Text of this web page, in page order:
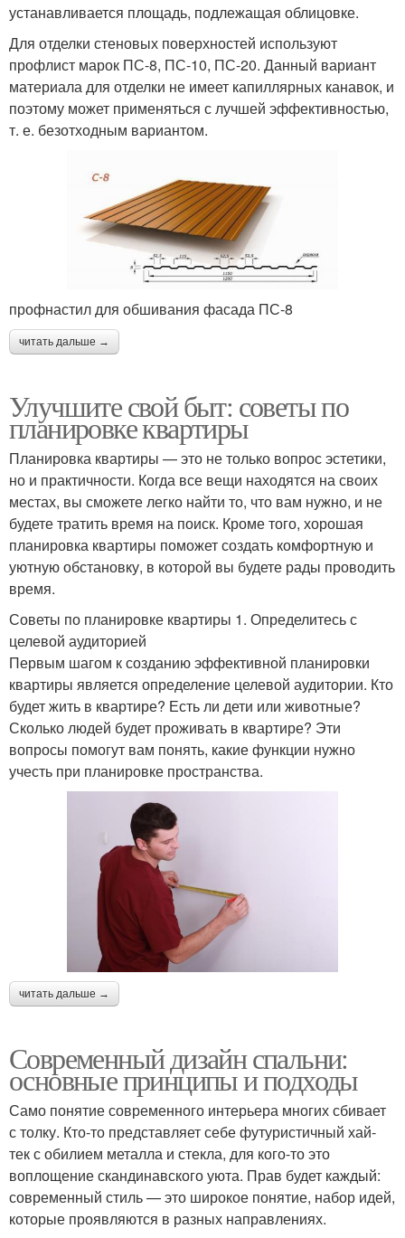
устанавливается площадь, подлежащая облицовке.
Для отделки стеновых поверхностей используют
профлист марок ПС-8, ПС-10, ПС-20. Данный вариант
материала для отделки не имеет капиллярных канавок, и
поэтому может применяться с лучшей эффективностью,
т. е. безотходным вариантом.
профнастил для обшивания фасада ПС-8
читать дальше →
Улучшите свой быт: советы по
планировке квартиры
Планировка квартиры — это не только вопрос эстетики,
но и практичности. Когда все вещи находятся на своих
местах, вы сможете легко найти то, что вам нужно, и не
будете тратить время на поиск. Кроме того, хорошая
планировка квартиры поможет создать комфортную и
уютную обстановку, в которой вы будете рады проводить
время.
Советы по планировке квартиры 1. Определитесь с
целевой аудиторией
Первым шагом к созданию эффективной планировки
квартиры является определение целевой аудитории. Кто
будет жить в квартире? Есть ли дети или животные?
Сколько людей будет проживать в квартире? Эти
вопросы помогут вам понять, какие функции нужно
учесть при планировке пространства.
читать дальше →
Современный дизайн спальни:
основные принципы и подходы
Само понятие современного интерьера многих сбивает
с толку. Кто-то представляет себе футуристичный хай-
тек с обилием металла и стекла, для кого-то это
воплощение скандинавского уюта. Прав будет каждый:
современный стиль — это широкое понятие, набор идей,
которые проявляются в разных направлениях.